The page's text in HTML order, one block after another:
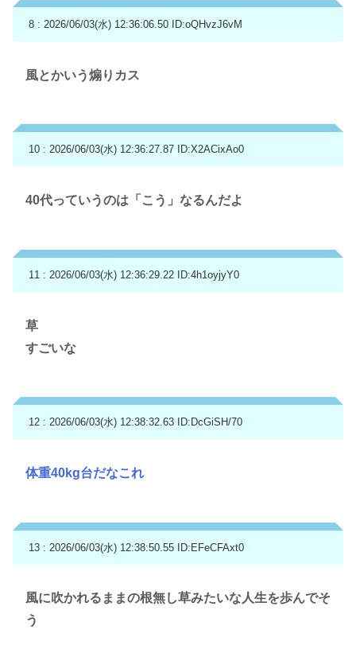
8 : 2026/06/03(水) 12:36:06.50 ID:oQHvzJ6vM
風とかいう煽りカス
10 : 2026/06/03(水) 12:36:27.87 ID:X2ACixAo0
40代っていうのは「こう」なるんだよ
11 : 2026/06/03(水) 12:36:29.22 ID:4h1oyjyY0
草
すごいな
12 : 2026/06/03(水) 12:38:32.63 ID:DcGiSH/70
体重40kg台だなこれ
13 : 2026/06/03(水) 12:38:50.55 ID:EFeCFAxt0
風に吹かれるままの根無し草みたいな人生を歩んでそ
う